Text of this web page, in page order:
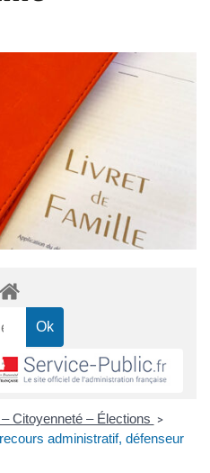
Citoyenneté – Élections >
administratif, défenseur